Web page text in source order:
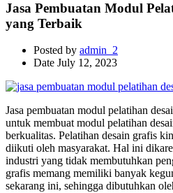
Jasa Pembuatan Modul
yang Terbaik
Posted by admin_2
Date July 12, 2023
Jasa pembuatan modul pelatihan
untuk membuat modul pelatihan
berkualitas. Pelatihan desain grafis
diikuti oleh masyarakat. Hal ini
industri yang tidak membutuhkan
grafis memang memiliki banyak
sekarang ini, sehingga dibutuhkan